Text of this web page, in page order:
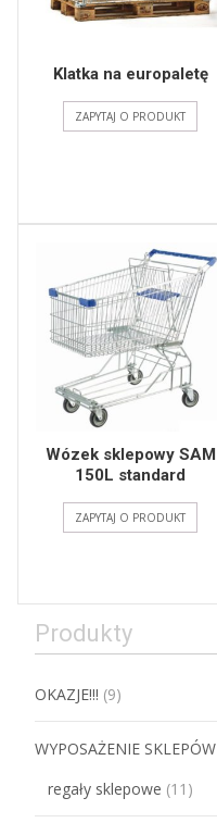
Klatka na europaletę
ZAPYTAJ O PRODUKT
Wózek sklepowy SAM
150L standard
ZAPYTAJ O PRODUKT
Produkty
OKAZJE!!! (9)
WYPOSAŻENIE SKLEPÓW
regały sklepowe (11)